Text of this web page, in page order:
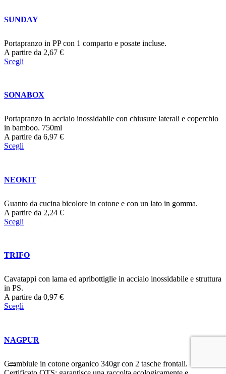
SUNDAY
Portapranzo in PP con 1 comparto e posate incluse.
A partire da 2,67 €
Scegli
SONABOX
Portapranzo in acciaio inossidabile con chiusure laterali e coperchio
in bamboo. 750ml
A partire da 6,97 €
Scegli
NEOKIT
Guanto da cucina bicolore in cotone e con un lato in gomma.
A partire da 2,24 €
Scegli
TRIFO
Cavatappi con lama ed apribottiglie in acciaio inossidabile e struttura
in PS.
A partire da 0,97 €
Scegli
NAGPUR
Grembiule in cotone organico 340gr con 2 tasche frontali.